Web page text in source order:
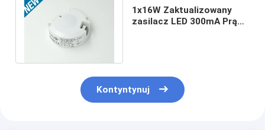
1x16W Zaktualizowany
zasilacz LED 300mA Prąd
Kontyntynuj